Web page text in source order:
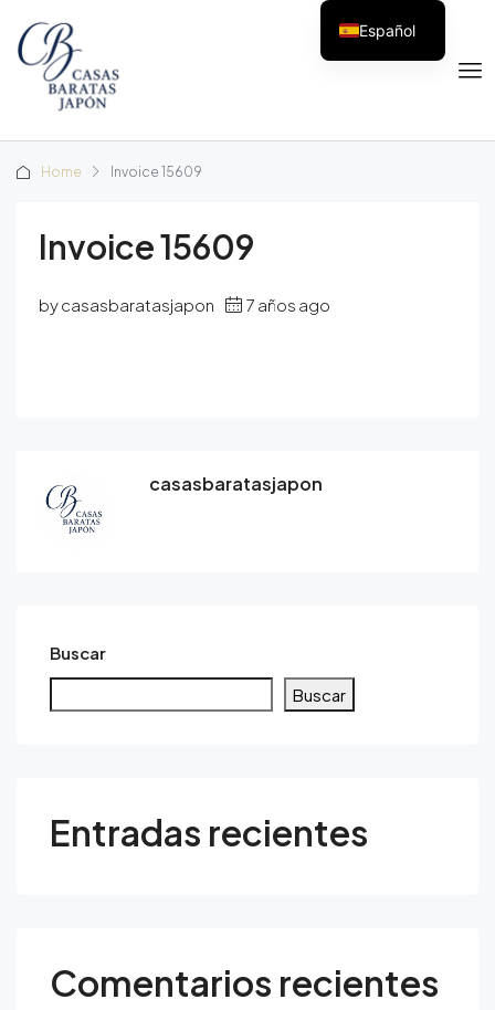
Home Invoice 15609
Invoice 15609
by casasbaratasjapon 7 años ago
casasbaratasjapon
Buscar
Buscar
Entradas recientes
Comentarios recientes
Español